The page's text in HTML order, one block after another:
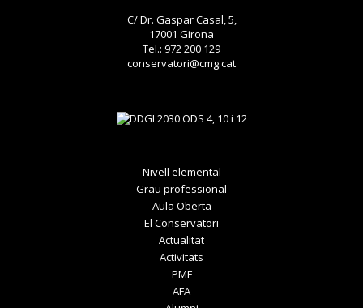
C/ Dr. Gaspar Casal, 5,
17001 Girona
Tel.: 972 200 129
conservatori@cmg.cat
Nivell elemental
Grau professional
Aula Oberta
El Conservatori
Actualitat
Activitats
PMF
AFA